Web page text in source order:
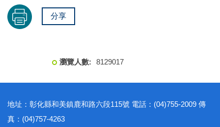
分享
8129017
地址：彰化縣和美鎮鹿和路六段115號 電話：(04)755-2009 傳
真：(04)757-4263